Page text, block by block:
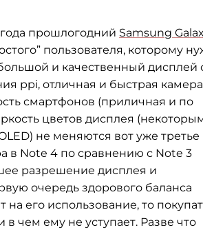
прошлогодний Samsung
пользователя, которому
и качественный дисплей
ppi, отличная и быстрая
смартфонов (приличная и по
цветов дисплея
не меняются вот уже третье
в Note 4 по сравнению с Note 3
разрешение дисплея и
очередь здорового баланса
на его использование, то
чем ему не уступает. Разве что